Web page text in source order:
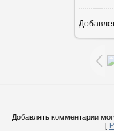
Добавлять комментарии
[